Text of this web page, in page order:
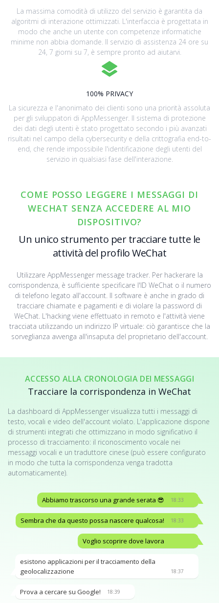
La massima comodità di utilizzo del servizio è garantita da
algoritmi di interazione ottimizzati. L'interfaccia è progettata in
modo che anche un utente con competenze informatiche
minime non abbia domande. Il servizio di assistenza 24 ore su
24, 7 giorni su 7, è sempre pronto ad aiutarvi.
100% PRIVACY
La sicurezza e l'anonimato dei clienti sono una priorità assoluta
per gli sviluppatori di AppMessenger. Il sistema di protezione
dei dati degli utenti è stato progettato secondo i più avanzati
risultati nel campo della cybersecurity e della crittografia end-to-
end, che rende impossibile l'identificazione degli utenti del
servizio in qualsiasi fase dell'interazione.
COME POSSO LEGGERE I MESSAGGI DI
WECHAT SENZA ACCEDERE AL MIO
DISPOSITIVO?
Un unico strumento per tracciare tutte le
attività del profilo WeChat
Utilizzare AppMessenger message tracker. Per hackerare la
corrispondenza, è sufficiente specificare l'ID WeChat o il numero
di telefono legato all'account. Il software è anche in grado di
tracciare chiamate e pagamenti e di violare la password di
WeChat. L'hacking viene effettuato in remoto e l'attività viene
tracciata utilizzando un indirizzo IP virtuale: ciò garantisce che la
sorveglianza avvenga all'insaputa del proprietario dell'account.
ACCESSO ALLA CRONOLOGIA DEI MESSAGGI
Tracciare la corrispondenza in WeChat
La dashboard di AppMessenger visualizza tutti i messaggi di
testo, vocali e video dell'account violato. L'applicazione dispone
di strumenti integrati che ottimizzano in modo significativo il
processo di tracciamento: il riconoscimento vocale nei
messaggi vocali e un traduttore cinese (può essere configurato
in modo che tutta la corrispondenza venga tradotta
automaticamente).
18:33
Abbiamo trascorso una grande serata 😎
18:33
Sembra che da questo possa nascere qualcosa!
Voglio scoprire dove lavora
18:37
esistono applicazioni per il tracciamento della
geolocalizzazione
18:39
Prova a cercare su Google!